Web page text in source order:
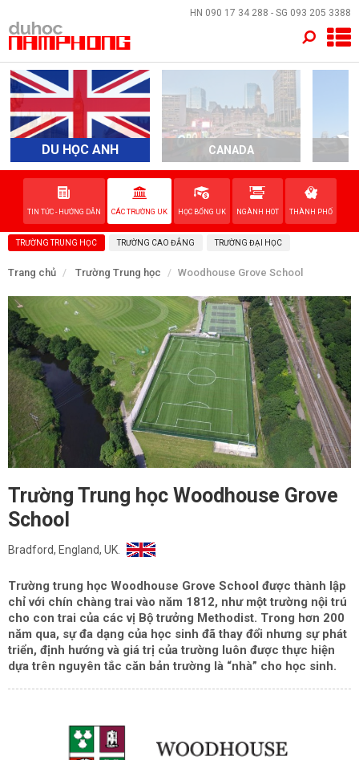
HN 090 17 34 288 - SG 093 205 3388
DU HỌC ANH CANADA
TIN TỨC - HƯỚNG DẪN CÁC TRƯỜNG UK HỌC BỔNG UK NGÀNH HOT THÀNH PHỐ
TRƯỜNG TRUNG HỌC TRƯỜNG CAO ĐẲNG TRƯỜNG ĐẠI HỌC
Trang chủ Trường Trung học Woodhouse Grove School
Trường Trung học Woodhouse Grove
School
Bradford, England, UK.
Trường trung học Woodhouse Grove School được thành lập
chỉ với chín chàng trai vào năm 1812, như một trường nội trú
cho con trai của các vị Bộ trưởng Methodist. Trong hơn 200
năm qua, sự đa dạng của học sinh đã thay đổi nhưng sự phát
triển, định hướng và giá trị của trường luôn được thực hiện
dựa trên nguyên tắc căn bản trường là “nhà” cho học sinh.
×
TRANG CHỦ
QUỐC GIA
EVENTS
DỊCH VỤ
VỀ NAM PHONG